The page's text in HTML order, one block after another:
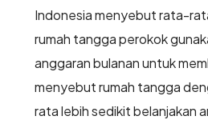
Indonesia menyebut rata-
rumah tangga perokok
anggaran bulanan untuk
menyebut rumah tangga
rata lebih sedikit belanjakan